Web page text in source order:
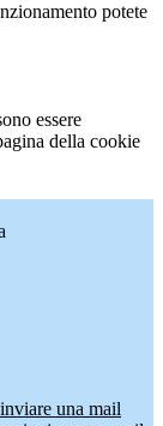
potete
essere
della cookie
una mail